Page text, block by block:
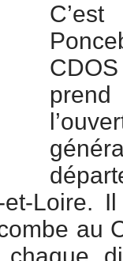
Loire.
au